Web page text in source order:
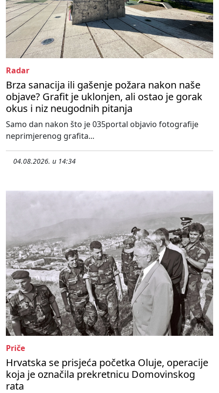
Radar
Brza sanacija ili gašenje požara nakon naše
objave? Grafit je uklonjen, ali ostao je gorak
okus i niz neugodnih pitanja
Samo dan nakon što je 035portal objavio fotografije
neprimjerenog grafita...
04.08.2026. u 14:34
Priče
Hrvatska se prisjeća početka Oluje, operacije
koja je označila prekretnicu Domovinskog
rata